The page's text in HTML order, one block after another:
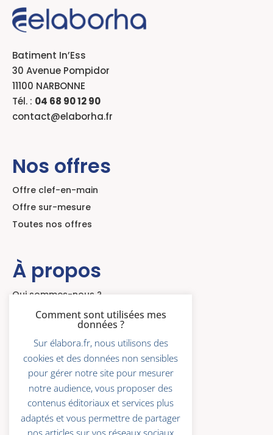
Batiment In’Ess
30 Avenue Pompidor
11100 NARBONNE
Tél. : 04 68 90 12 90
contact@elaborha.fr
Nos offres
Offre clef-en-main
Offre sur-mesure
Toutes nos offres
À propos
Qui sommes-nous ?
Actualités
Témoignages clients
Liens utiles
Contact
Comment sont utilisées mes
données ?
Sur élabora.fr, nous utilisons des
cookies et des données non sensibles
pour gérer notre site pour mesurer
notre audience, vous proposer des
contenus éditoriaux et services plus
adaptés et vous permettre de partager